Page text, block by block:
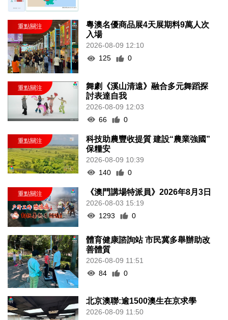
粵澳名優商品展4天展期料9萬人次
入場
2026-08-09 12:10
125
0
舞劇《溪山清遠》融合多元舞蹈探
討表達自我
2026-08-09 12:03
66
0
科技助農豐收提質 建設“農業強國”
保糧安
2026-08-09 10:39
140
0
《澳門講場特派員》2026年8月3日
2026-08-03 15:19
1293
0
體育健康諮詢站 市民冀多舉辦助改
善體質
2026-08-09 11:51
84
0
北京澳聯:逾1500澳生在京求學
2026-08-09 11:50